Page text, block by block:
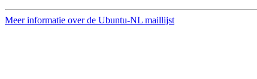
Meer informatie over de Ubuntu-NL maillijst